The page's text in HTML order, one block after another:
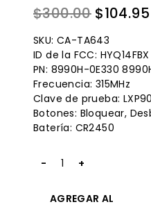
0
de
$300.00 El
precio
original
era:
$300.00.
$104.95
SKU: CA-TA643
ID de la FCC: HYQ14FBX
PN: 8990H-0E330
Frecuencia: 315MHz
Clave de prueba: LXP90
Botones: Bloquear,
Batería: CR2450
Cantidad
2024
Key
AGREGAR AL